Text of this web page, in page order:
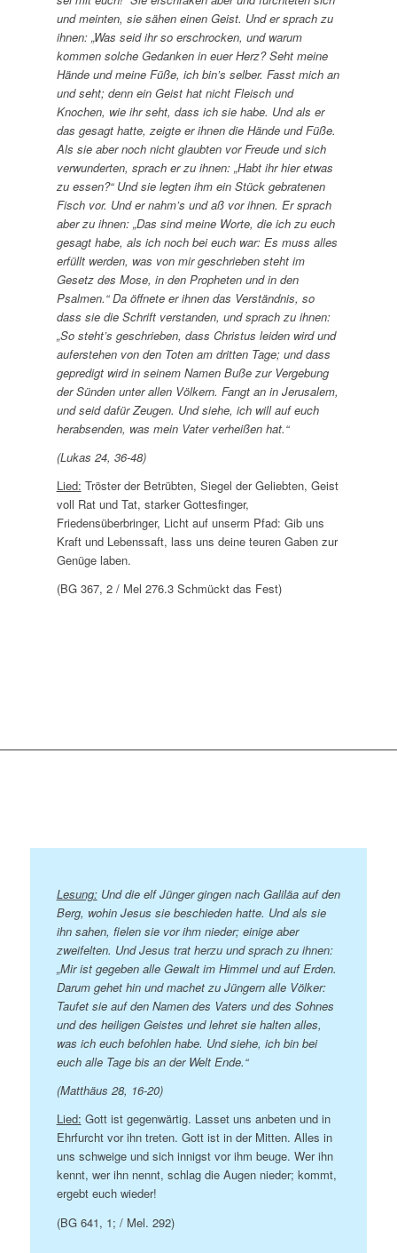
und meinten, sie sähen einen Geist. Und er sprach zu
ihnen: „Was seid ihr so erschrocken, und warum
kommen solche Gedanken in euer Herz? Seht meine
Hände und meine Füße, ich bin’s selber. Fasst mich an
und seht; denn ein Geist hat nicht Fleisch und
Knochen, wie ihr seht, dass ich sie habe. Und als er
das gesagt hatte, zeigte er ihnen die Hände und Füße.
Als sie aber noch nicht glaubten vor Freude und sich
verwunderten, sprach er zu ihnen: „Habt ihr hier etwas
zu essen?“ Und sie legten ihm ein Stück gebratenen
Fisch vor. Und er nahm’s und aß vor ihnen. Er sprach
aber zu ihnen: „Das sind meine Worte, die ich zu euch
gesagt habe, als ich noch bei euch war: Es muss alles
erfüllt werden, was von mir geschrieben steht im
Gesetz des Mose, in den Propheten und in den
Psalmen.“ Da öffnete er ihnen das Verständnis, so
dass sie die Schrift verstanden, und sprach zu ihnen:
„So steht’s geschrieben, dass Christus leiden wird und
auferstehen von den Toten am dritten Tage; und dass
gepredigt wird in seinem Namen Buße zur Vergebung
der Sünden unter allen Völkern. Fangt an in Jerusalem,
und seid dafür Zeugen. Und siehe, ich will auf euch
herabsenden, was mein Vater verheißen hat.“
(Lukas 24, 36-48)
Lied: Tröster der Betrübten, Siegel der Geliebten, Geist
voll Rat und Tat, starker Gottesfinger,
Friedensüberbringer, Licht auf unserm Pfad: Gib uns
Kraft und Lebenssaft, lass uns deine teuren Gaben zur
Genüge laben.
(BG 367, 2 / Mel 276.3 Schmückt das Fest)
Lesung:Und die elf Jünger gingen nach Galiläa auf den
Berg, wohin Jesus sie beschieden hatte. Und als sie
ihn sahen, fielen sie vor ihm nieder; einige aber
zweifelten. Und Jesus trat herzu und sprach zu ihnen:
„Mir ist gegeben alle Gewalt im Himmel und auf Erden.
Darum gehet hin und machet zu Jüngern alle Völker:
Taufet sie auf den Namen des Vaters und des Sohnes
und des heiligen Geistes und lehret sie halten alles,
was ich euch befohlen habe. Und siehe, ich bin bei
euch alle Tage bis an der Welt Ende.“
(Matthäus 28, 16-20)
Lied: Gott ist gegenwärtig. Lasset uns anbeten und in
Ehrfurcht vor ihn treten. Gott ist in der Mitten. Alles in
uns schweige und sich innigst vor ihm beuge. Wer ihn
kennt, wer ihn nennt, schlag die Augen nieder; kommt,
ergebt euch wieder!
(BG 641, 1; / Mel. 292)